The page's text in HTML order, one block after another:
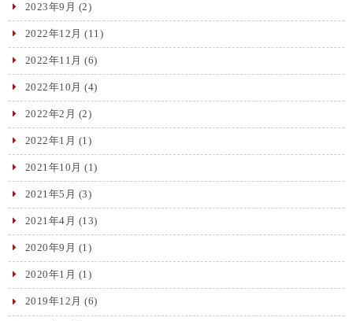
2023年9月 (2)
2022年12月 (11)
2022年11月 (6)
2022年10月 (4)
2022年2月 (2)
2022年1月 (1)
2021年10月 (1)
2021年5月 (3)
2021年4月 (13)
2020年9月 (1)
2020年1月 (1)
2019年12月 (6)